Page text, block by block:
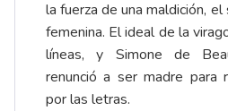
la fuerza de una maldición,
femenina. El ideal de la
líneas, y Simone de
renunció a ser madre para
por las letras.